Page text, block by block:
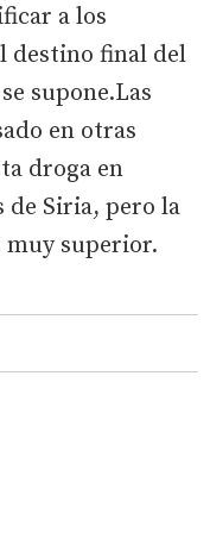
a los
destino final del
supone.Las
en otras
droga en
de Siria, pero la
muy superior.